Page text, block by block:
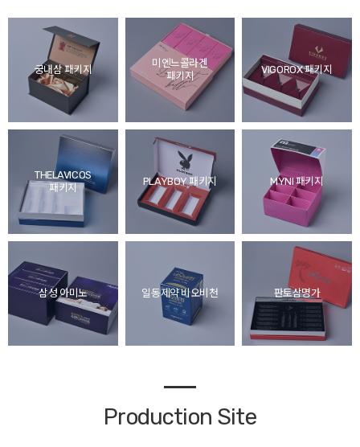
궁내삼 패키지
미엔느콜라겐
패키지
VIGOROX 패키지
THELAVICOS
패키지
PLAYBOY 패키지 MYNI 패키지
삼성 아미노 일동제약 비오비천 판토삼명가
Production Site